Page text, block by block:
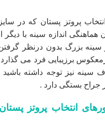
پروتز پستان که در
اندازه سینه با دیگر
سینه بزرگ بدون درنظر
برزیبایی فرد می گذارد
سینه نیز توجه داشته باشید
جراح بستگی دارد .
انتخاب پروتز